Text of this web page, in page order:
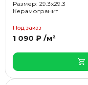
Размер: 29.3x29.3
Керамогранит
Под заказ
1 090 ₽ /м²